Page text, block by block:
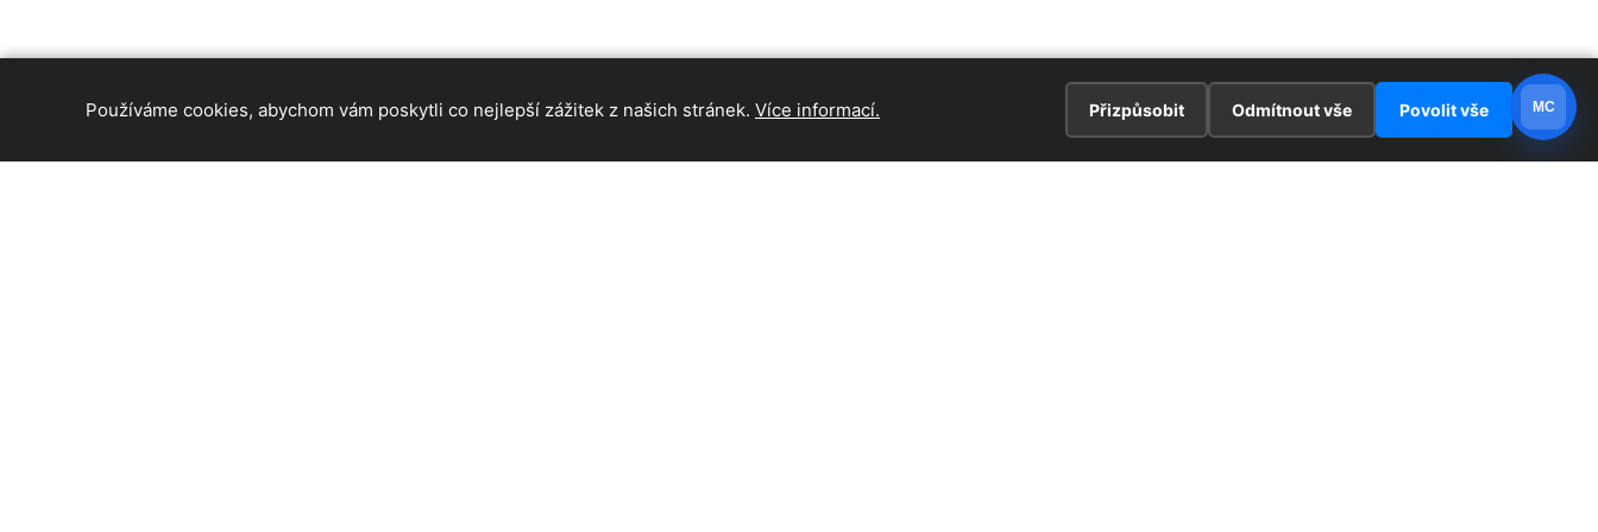
Používáme cookies, abychom vám poskytli co nejlepší zážitek z našich stránek. Více informací. Přizpůsobit Odmítnout vše Povolit vše MC